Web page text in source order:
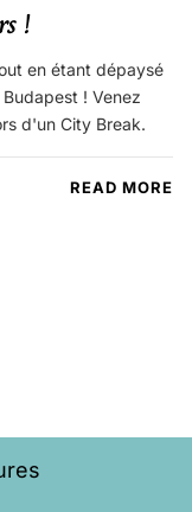
!
en étant dépaysé
! Venez
d'un City Break.
READ MORE